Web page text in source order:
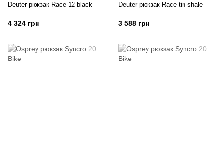
Deuter рюкзак Race 12 black
4 324 грн
Deuter рюкзак Race tin-shale
3 588 грн